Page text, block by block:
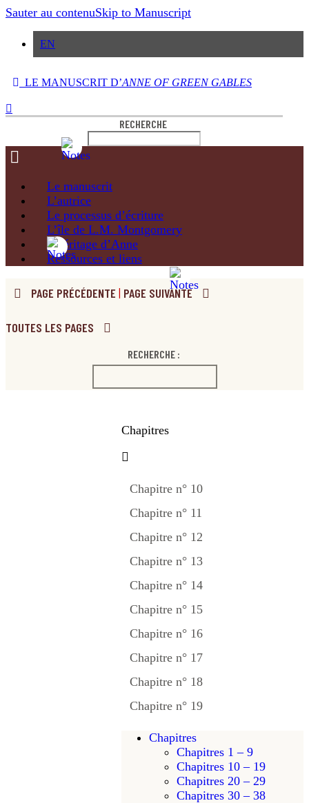
Sauter au contenuSkip to Manuscript
EN
LE MANUSCRIT D’ANNE OF GREEN GABLES
RECHERCHE
Le manuscrit
L’autrice
Le processus d’écriture
L’île de L.M. Montgomery
L’héritage d’Anne
Ressources et liens
PAGE PRÉCÉDENTE | PAGE SUIVANTE
TOUTES LES PAGES
RECHERCHE :
Chapitres
Chapitre n° 10
Chapitre n° 11
Chapitre n° 12
Chapitre n° 13
Chapitre n° 14
Chapitre n° 15
Chapitre n° 16
Chapitre n° 17
Chapitre n° 18
Chapitre n° 19
Chapitres
Chapitres 1 – 9
Chapitres 10 – 19
Chapitres 20 – 29
Chapitres 30 – 38